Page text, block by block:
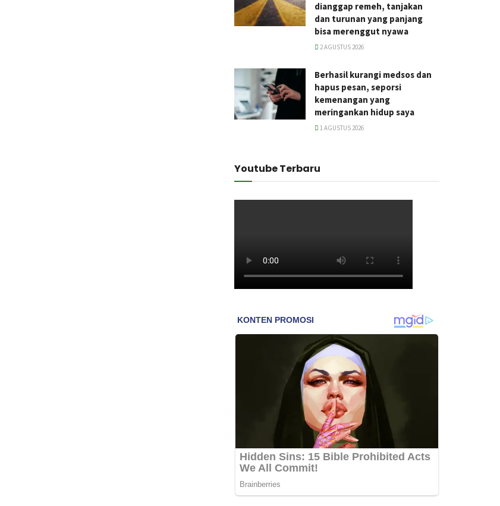
dianggap remeh, tanjakan
dan turunan yang panjang
bisa merenggut nyawa
2 AGUSTUS 2026
Berhasil kurangi medsos dan
hapus pesan, seporsi
kemenangan yang
meringankan hidup saya
1 AGUSTUS 2026
Youtube Terbaru